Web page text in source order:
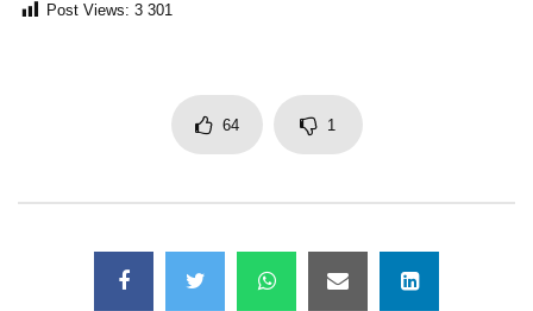
Post Views: 3 301
64 1